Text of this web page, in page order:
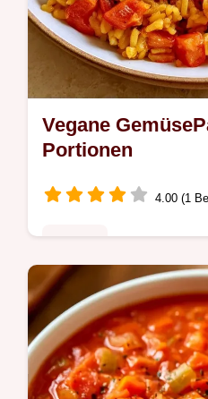
Vegane
Portionen
4.00 (1
Ein goldgelber Reis
macht diese Vegane
Highlight. Erfahren Sie
Technik hier zählt